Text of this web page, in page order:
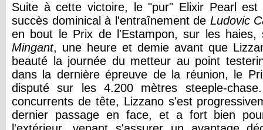
Suite à cette victoire, le "pur" Elixir Pearl
succès dominical à l'entraînement de Ludovic
en bout le Prix de l'Estampon, sur les
Mingant, une heure et demie avant que
beauté la journée du metteur au point
dans la dernière épreuve de la réunion, le
disputé sur les 4.200 mètres steeple-
concurrents de tête, Lizzano s'est
dernier passage en face, et a fort bien